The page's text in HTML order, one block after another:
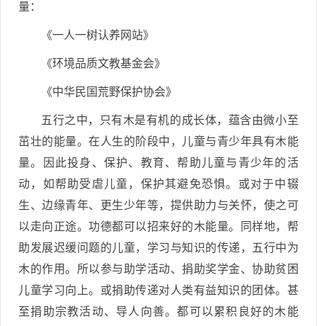
量：
《一人一树认养网站》
《环境品质文教基金会》
《中华民国荒野保护协会》
五行之中，只有木是有机的成长体，蕴含由微小至
茁壮的能量。在人生的阶段中，儿童与青少年具有木能
量。因此投身、保护、教育、帮助儿童与青少年的活
动，如帮助受虐儿童，保护其避免恐惧。或对于中辍
生、边缘青年、更生少年等，提供助力与关怀，使之可
以走向正途。功德都可以招来好的木能量。同样地，帮
助发展迟缓问题的儿童，学习与知识的传递，五行中为
木的作用。所以参与助学活动、捐助奖学金、协助贫困
儿童学习向上。或捐助传递对人类有益知识的团体。甚
至捐助宗教活动、导人向善。都可以累积良好的木能